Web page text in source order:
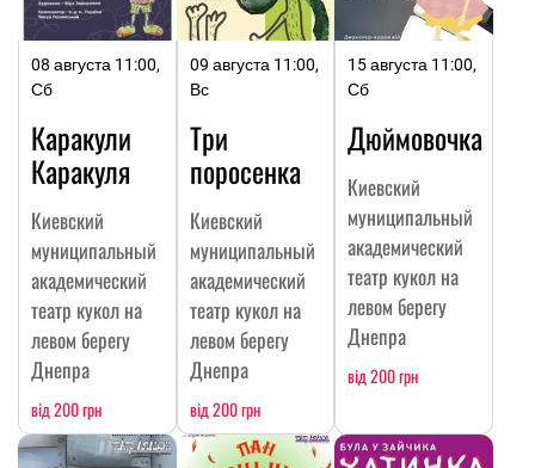
08 августа 11:00,
Сб
Каракули
Каракуля
Киевский
муниципальный
академический
театр кукол на
левом берегу
Днепра
від 200 грн
09 августа 11:00,
Вс
Три
поросенка
Киевский
муниципальный
академический
театр кукол на
левом берегу
Днепра
від 200 грн
15 августа 11:00,
Сб
Дюймовочка
Киевский
муниципальный
академический
театр кукол на
левом берегу
Днепра
від 200 грн